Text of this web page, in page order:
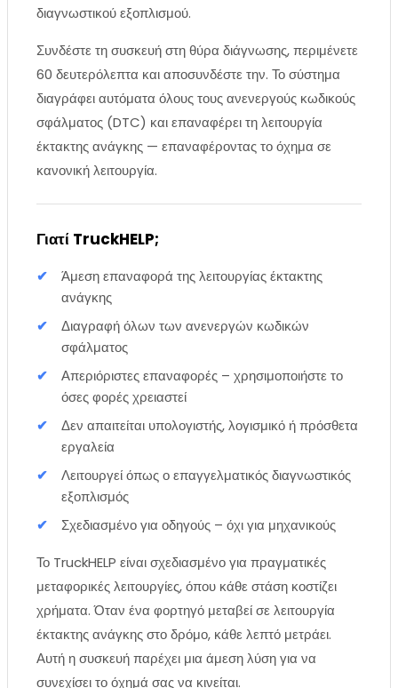
διαγνωστικού εξοπλισμού.
Συνδέστε τη συσκευή στη θύρα διάγνωσης, περιμένετε
60 δευτερόλεπτα και αποσυνδέστε την. Το σύστημα
διαγράφει αυτόματα όλους τους ανενεργούς κωδικούς
σφάλματος (DTC) και επαναφέρει τη λειτουργία
έκτακτης ανάγκης — επαναφέροντας το όχημα σε
κανονική λειτουργία.
Γιατί TruckHELP;
Άμεση επαναφορά της λειτουργίας έκτακτης
ανάγκης
Διαγραφή όλων των ανενεργών κωδικών
σφάλματος
Απεριόριστες επαναφορές – χρησιμοποιήστε το
όσες φορές χρειαστεί
Δεν απαιτείται υπολογιστής, λογισμικό ή πρόσθετα
εργαλεία
Λειτουργεί όπως ο επαγγελματικός διαγνωστικός
εξοπλισμός
Σχεδιασμένο για οδηγούς – όχι για μηχανικούς
Το TruckHELP είναι σχεδιασμένο για πραγματικές
μεταφορικές λειτουργίες, όπου κάθε στάση κοστίζει
χρήματα. Όταν ένα φορτηγό μεταβεί σε λειτουργία
έκτακτης ανάγκης στο δρόμο, κάθε λεπτό μετράει.
Αυτή η συσκευή παρέχει μια άμεση λύση για να
συνεχίσει το όχημά σας να κινείται.